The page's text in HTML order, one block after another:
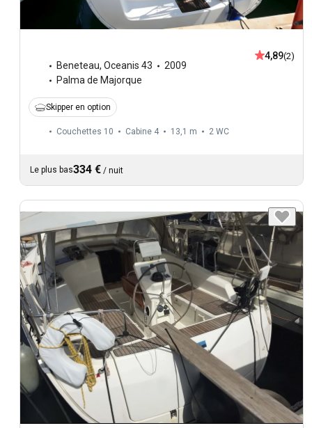
Beneteau, Oceanis 43
2009
Palma de Majorque
4,89(2)
Skipper en option
Couchettes 10 Cabine 4 13,1 m 2 WC
Le plus bas334 € / nuit